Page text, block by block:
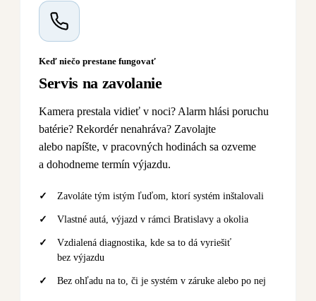
Keď niečo prestane fungovať
Servis na zavolanie
Kamera prestala vidieť v noci? Alarm hlási poruchu
batérie? Rekordér nenahráva? Zavolajte
alebo napíšte, v pracovných hodinách sa ozveme
a dohodneme termín výjazdu.
Zavoláte tým istým ľuďom, ktorí systém inštalovali
Vlastné autá, výjazd v rámci Bratislavy a okolia
Vzdialená diagnostika, kde sa to dá vyriešiť
bez výjazdu
Bez ohľadu na to, či je systém v záruke alebo po nej